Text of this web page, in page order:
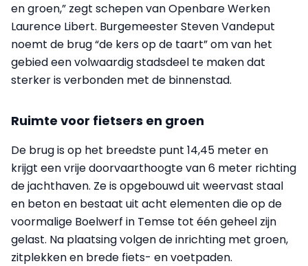
en groen,” zegt schepen van Openbare Werken
Laurence Libert. Burgemeester Steven Vandeput
noemt de brug “de kers op de taart” om van het
gebied een volwaardig stadsdeel te maken dat
sterker is verbonden met de binnenstad.
Ruimte voor fietsers en groen
De brug is op het breedste punt 14,45 meter en
krijgt een vrije doorvaarthoogte van 6 meter richting
de jachthaven. Ze is opgebouwd uit weervast staal
en beton en bestaat uit acht elementen die op de
voormalige Boelwerf in Temse tot één geheel zijn
gelast. Na plaatsing volgen de inrichting met groen,
zitplekken en brede fiets- en voetpaden.